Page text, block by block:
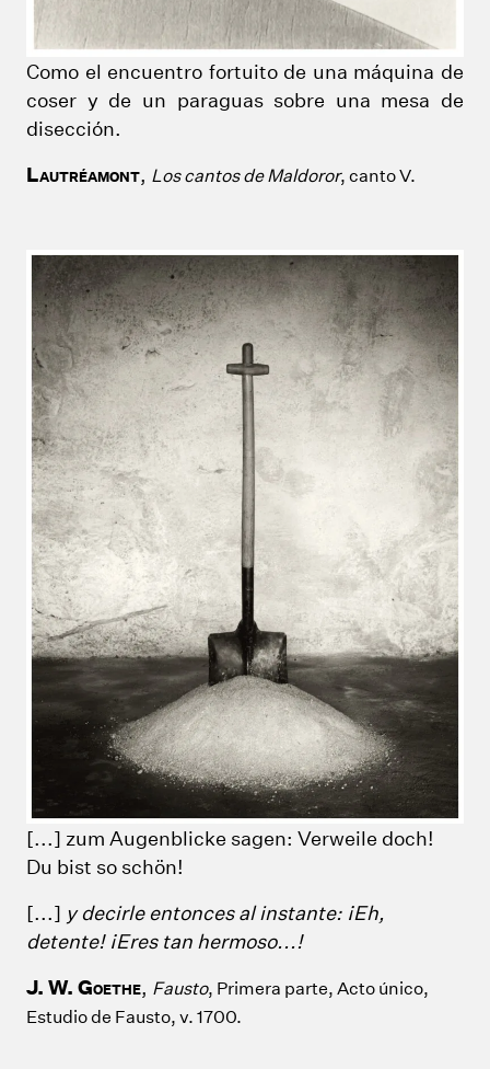
Como el encuentro fortuito de una máquina de
coser y de un paraguas sobre una mesa de
disección.
LAUTRÉAMONT, Los cantos de Maldoror, canto V.
[...] zum Augenblicke sagen: Verweile doch!
Du bist so schön!
[...] y decirle entonces al instante: ¡Eh,
detente! ¡Eres tan hermoso...!
J. W. GOETHE, Fausto, Primera parte, Acto único,
Estudio de Fausto, v. 1700.